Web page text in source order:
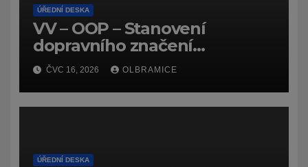
ÚŘEDNÍ DESKA
VV – OOP – Stanovení
dopravního značení
(dočasného) č.
7159/26/Olbramice
ČVC 16, 2026 OLBRAMICE
ÚŘEDNÍ DESKA